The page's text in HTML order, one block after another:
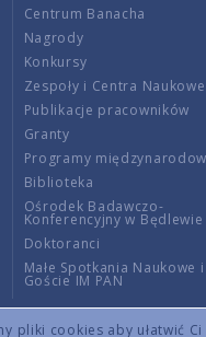
pliki cookies aby ułatwić
Centrum Banacha
Nagrody
Konkursy
Zespoły i Centra Naukowe
Publikacje pracowników
Granty
Programy
Biblioteka
Ośrodek Badawczo-
Konferencyjny w Będlewie
Doktoranci
Małe Spotkania Naukowe i
Goście IM PAN